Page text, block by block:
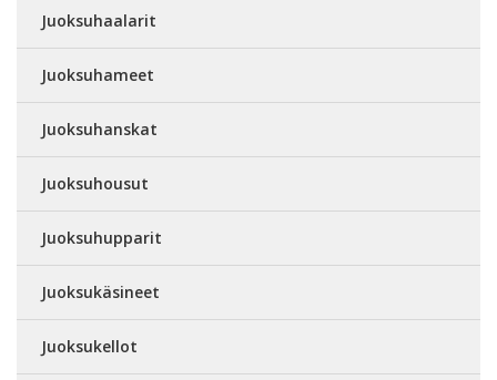
Juoksuhaalarit
Juoksuhameet
Juoksuhanskat
Juoksuhousut
Juoksuhupparit
Juoksukäsineet
Juoksukellot